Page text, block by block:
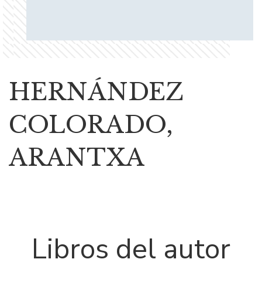
HERNÁNDEZ
COLORADO,
ARANTXA
Libros del autor